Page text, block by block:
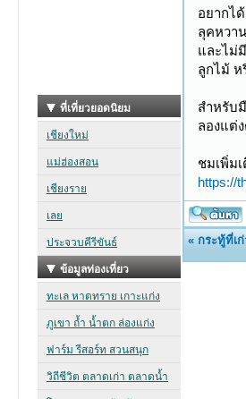
อยากไ
ลุคหวา
และไม่
ลูกไม้ ห
สำหรับ
ลองแต่
ชมเพิ่ม
https://
«กระทู้ที่เ